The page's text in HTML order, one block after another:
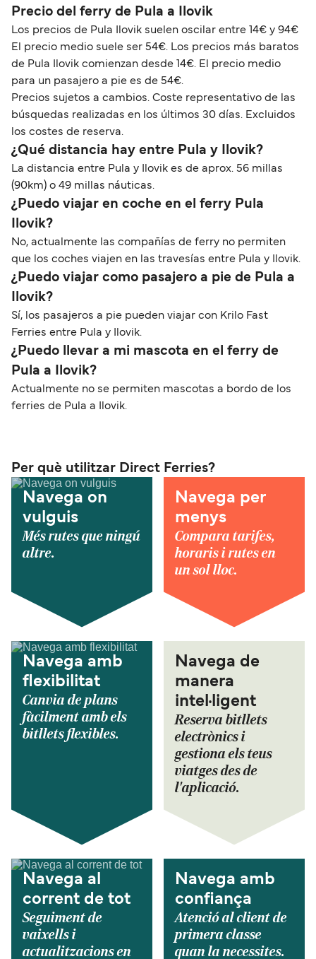
Precio del ferry de Pula a Ilovik
Los precios de Pula Ilovik suelen oscilar entre 14€ y 94€
El precio medio suele ser 54€. Los precios más baratos
de Pula Ilovik comienzan desde 14€. El precio medio
para un pasajero a pie es de 54€.
Precios sujetos a cambios. Coste representativo de las
búsquedas realizadas en los últimos 30 días. Excluidos
los costes de reserva.
¿Qué distancia hay entre Pula y Ilovik?
La distancia entre Pula y Ilovik es de aprox. 56 millas
(90km) o 49 millas náuticas.
¿Puedo viajar en coche en el ferry Pula
Ilovik?
No, actualmente las compañías de ferry no permiten
que los coches viajen en las travesías entre Pula y Ilovik.
¿Puedo viajar como pasajero a pie de Pula a
Ilovik?
Sí, los pasajeros a pie pueden viajar con Krilo Fast
Ferries entre Pula y Ilovik.
¿Puedo llevar a mi mascota en el ferry de
Pula a Ilovik?
Actualmente no se permiten mascotas a bordo de los
ferries de Pula a Ilovik.
Per què utilitzar Direct Ferries?
Navega on
vulguis
Més rutes que ningú
altre.
Navega per
menys
Compara tarifes,
horaris i rutes en
un sol lloc.
Navega amb
flexibilitat
Canvia de plans
fàcilment amb els
bitllets flexibles.
Navega de
manera
intel·ligent
Reserva bitllets
electrònics i
gestiona els teus
viatges des de
l'aplicació.
Navega al
corrent de tot
Seguiment de
vaixells i
actualitzacions en
Navega amb
confiança
Atenció al client de
primera classe
quan la necessites.